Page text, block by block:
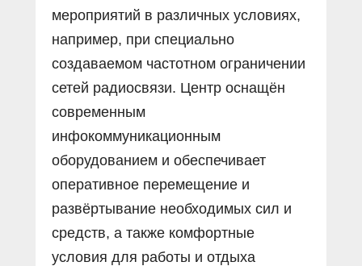
мероприятий в различных условиях,
например, при специально
создаваемом частотном ограничении
сетей радиосвязи. Центр оснащён
современным
инфокоммуникационным
оборудованием и обес­печивает
оперативное перемещение и
развёртывание необходимых сил и
средств, а также комфортные
условия для работы и отдыха